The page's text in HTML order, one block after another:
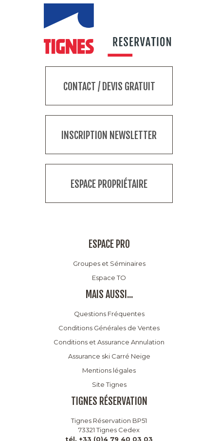
CONTACT / DEVIS GRATUIT
INSCRIPTION NEWSLETTER
ESPACE PROPRIÉTAIRE
ESPACE PRO
Groupes et Séminaires
Espace TO
MAIS AUSSI...
Questions Fréquentes
Conditions Générales de Ventes
Conditions et Assurance Annulation
Assurance ski Carré Neige
Mentions légales
Site Tignes
TIGNES RÉSERVATION
Tignes Réservation BP51
73321 Tignes Cedex
tél. +33 (0)4 79 40 03 03